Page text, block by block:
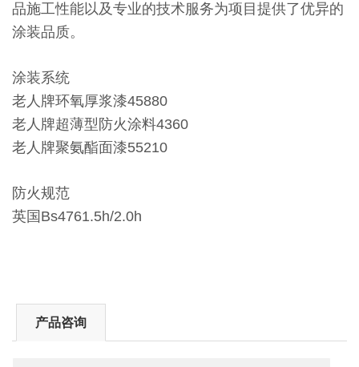
品施工性能以及专业的技术服务为项目提供了优异的
涂装品质。
涂装系统
老人牌环氧厚浆漆45880
老人牌超薄型防火涂料4360
老人牌聚氨酯面漆55210
防火规范
英国Bs4761.5h/2.0h
产品咨询